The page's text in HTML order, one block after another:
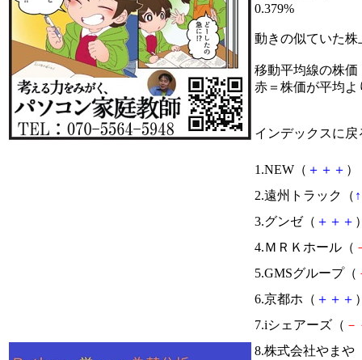
0.379%
動きの似ていた
移動平均線の株価
赤＝株価が平均
インデックスに戻
1.NEW（ ＋ ＋ ＋ ）
2.遠州トラック（ ↑
3.グンゼ（ ＋ ＋ ＋
4.ＭＲＫホール（
5.GMSグループ（
6.京都ホ（ ＋ ＋ ＋
7.iシェアーズ（ －
8.株式会社やまや